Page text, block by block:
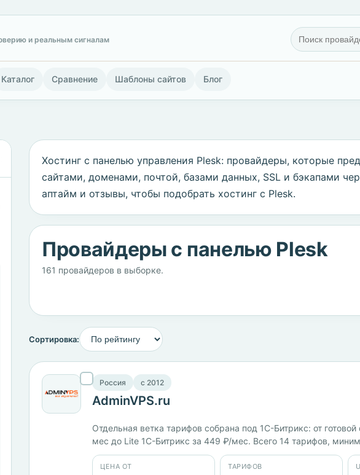
и реальным сигналам
Каталог Сравнение Шаблоны сайтов Блог
Хостинг с панелью управления Plesk: провайдеры, которые
сайтами, доменами, почтой, базами данных, SSL и бэкапами
аптайм и отзывы, чтобы подобрать хостинг с Plesk.
Провайдеры с панелью Plesk
161 провайдеров в выборке.
Сортировка:
Россия c 2012
AdminVPS.ru
Отдельная ветка тарифов собрана под 1С-Битрикс: от
мес до Lite 1С-Битрикс за 449 ₽/мес. Всего 14 тарифов,
размещения: Россия, Казахстан, Беларусь, Германия,
Plesk, WHMCS. Тест 7 дней, заявленный uptime 99,93%.
ЦЕНА ОТ ТАРИФОВ